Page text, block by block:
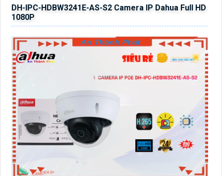
DH-IPC-HDBW3241E-AS-S2 Camera IP Dahua Full HD
1080P